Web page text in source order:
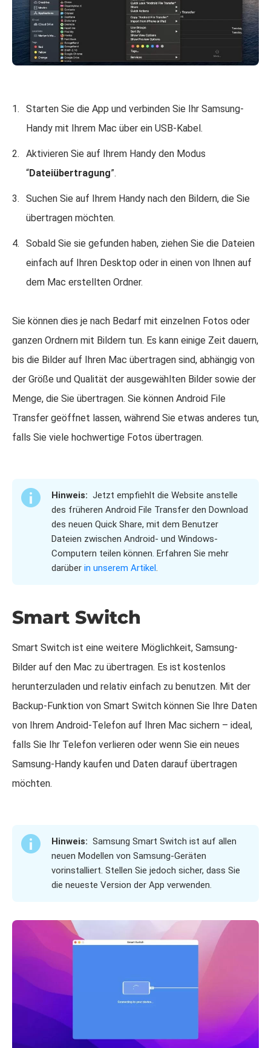
Starten Sie die App und verbinden Sie Ihr Samsung-
Handy mit Ihrem Mac über ein USB-Kabel.
Aktivieren Sie auf Ihrem Handy den Modus
“Dateiübertragung”.
Suchen Sie auf Ihrem Handy nach den Bildern, die Sie
übertragen möchten.
Sobald Sie sie gefunden haben, ziehen Sie die Dateien
einfach auf Ihren Desktop oder in einen von Ihnen auf
dem Mac erstellten Ordner.
Sie können dies je nach Bedarf mit einzelnen Fotos oder
ganzen Ordnern mit Bildern tun. Es kann einige Zeit dauern,
bis die Bilder auf Ihren Mac übertragen sind, abhängig von
der Größe und Qualität der ausgewählten Bilder sowie der
Menge, die Sie übertragen. Sie können Android File
Transfer geöffnet lassen, während Sie etwas anderes tun,
falls Sie viele hochwertige Fotos übertragen.
Hinweis: Jetzt empfiehlt die Website anstelle
des früheren Android File Transfer den Download
des neuen Quick Share, mit dem Benutzer
Dateien zwischen Android- und Windows-
Computern teilen können. Erfahren Sie mehr
darüber in unserem Artikel.
Smart Switch
Smart Switch ist eine weitere Möglichkeit, Samsung-
Bilder auf den Mac zu übertragen. Es ist kostenlos
herunterzuladen und relativ einfach zu benutzen. Mit der
Backup-Funktion von Smart Switch können Sie Ihre Daten
von Ihrem Android-Telefon auf Ihren Mac sichern – ideal,
falls Sie Ihr Telefon verlieren oder wenn Sie ein neues
Samsung-Handy kaufen und Daten darauf übertragen
möchten.
Hinweis: Samsung Smart Switch ist auf allen
neuen Modellen von Samsung-Geräten
vorinstalliert. Stellen Sie jedoch sicher, dass Sie
die neueste Version der App verwenden.